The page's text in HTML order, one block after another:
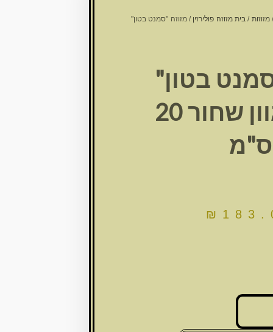
מזוזות /בית מזוזה פולירזין / מזוזה "סמנט בטון"
בטון"
רחבה גוון שחור 20
ס"מ
₪